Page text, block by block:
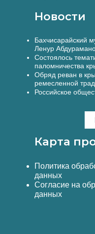
Новости
Бахчисарайский
Ленур
Состоялось
паломничества
Обряд реван в
ремесленной
Российское
Карта
Политика
данных
Согласие на
данных